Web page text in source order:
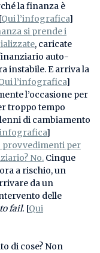
la finanza è
Qui l’infografica]
si prende i
, caricate
auto-
instabile. E arriva la
l’infografica]
l’occasione per
troppo tempo
di cambiamento
]
provvedimenti per
No. Cinque
a rischio, un
da un
delle
fail. [Qui
di cose? Non